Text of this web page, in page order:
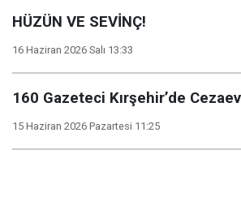
HÜZÜN VE SEVİNÇ!
16 Haziran 2026 Salı 13:33
160 Gazeteci Kırşehir’de
15 Haziran 2026 Pazartesi 11:25